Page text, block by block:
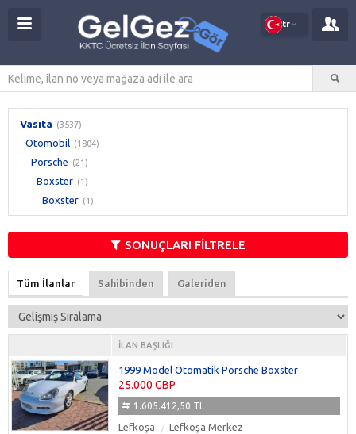
tr
Vasıta (3537)
Otomobil (1804)
Porsche (21)
Boxster (1)
Boxster (1)
SONUÇLARI FİLTRELE
Tüm İlanlar Sahibinden Galeriden
İLAN BAŞLIĞI
1999 Model Otomatik Porsche Boxster
25.000 GBP
1.605.412,50 TL
Lefkoşa Lefkoşa Merkez